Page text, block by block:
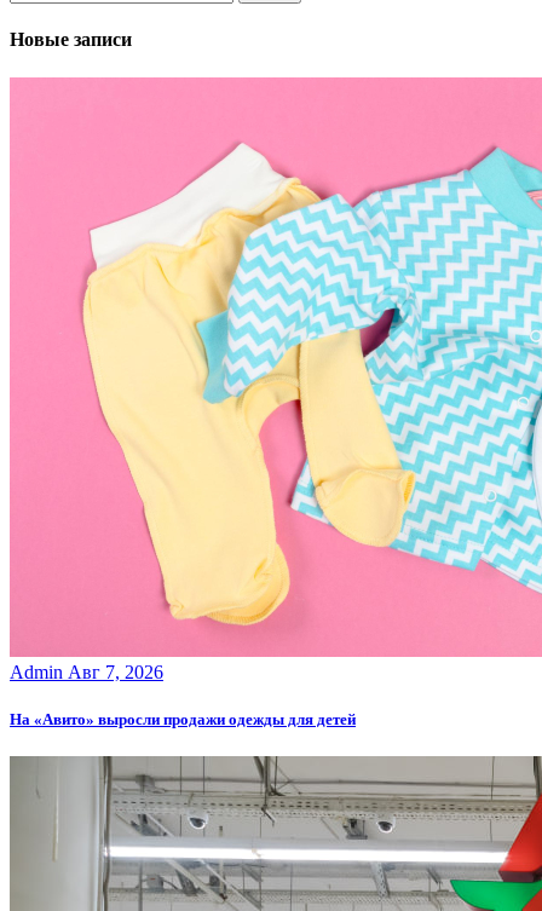
Новые записи
Admin Авг 7, 2026
На «Авито» выросли продажи одежды для детей